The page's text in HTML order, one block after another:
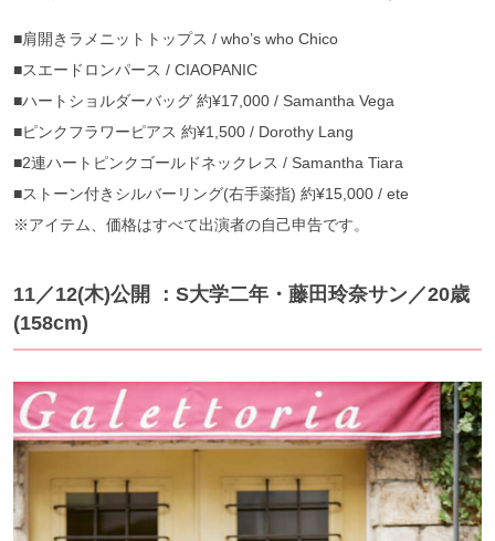
■肩開きラメニットトップス / who’s who Chico
■スエードロンパース / CIAOPANIC
■ハートショルダーバッグ 約¥17,000 / Samantha Vega
■ピンクフラワーピアス 約¥1,500 / Dorothy Lang
■2連ハートピンクゴールドネックレス / Samantha Tiara
■ストーン付きシルバーリング(右手薬指) 約¥15,000 / ete
※アイテム、価格はすべて出演者の自己申告です。
11／12(木)公開 ：S大学二年・藤田玲奈サン／20歳
(158cm)